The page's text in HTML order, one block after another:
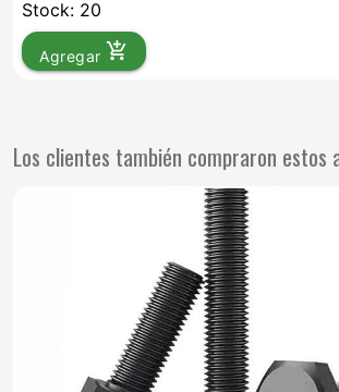
Stock: 20
Agregar add_shopping_cart
Los clientes también compraron estos